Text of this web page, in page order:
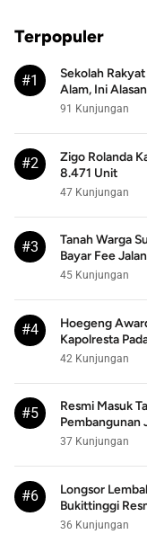
Terpopuler
#1
Sekolah
Alam, Ini
91 Kunjungan
#2
Zigo Rolanda
8.471 Unit
47 Kunjungan
#3
Tanah Warga
Bayar Fee
45 Kunjungan
#4
Hoegeng
Kapolresta
42 Kunjungan
#5
Resmi Masuk
Pembangunan
37 Kunjungan
#6
Longsor
Bukittinggi
36 Kunjungan